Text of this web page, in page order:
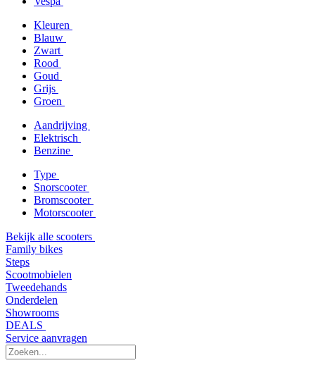
Kleuren
Blauw
Zwart
Rood
Goud
Grijs
Groen
Aandrijving
Elektrisch
Benzine
Type
Snorscooter
Bromscooter
Motorscooter
Bekijk alle scooters
Family bikes
Steps
Scootmobielen
Tweedehands
Onderdelen
Showrooms
DEALS
Service aanvragen